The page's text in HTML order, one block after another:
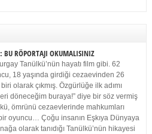
RÖPORTAJI OKUMALISINIZ
Tanülkü’nün hayatı film gibi. 62
18 yaşında girdiği cezaevinden 26
olarak çıkmış. Özgürlüğe ilk adımı
döneceğim buraya!” diye bir söz vermiş
ömrünü cezaevlerinde mahkumları
oyuncu… Çoğu insanın Eşkıya Dünyaya
olarak tanıdığı Tanülkü’nün hikayesi